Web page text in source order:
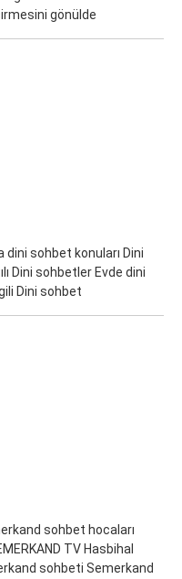
gönülde
dini sohbet konuları Dini
Dini sohbetler Evde dini
Dini sohbet
sohbet hocaları
TV Hasbihal
sohbeti Semerkand